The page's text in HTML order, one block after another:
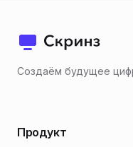
Создаём будущее
Продукт